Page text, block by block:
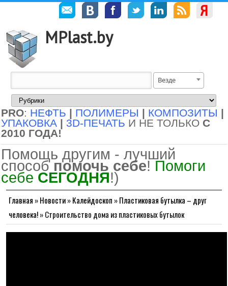
MPlast.by
Везде
PRO: НЕФТЬ | ПОЛИМЕРЫ | КОМПОЗИТЫ |
УПАКОВКА | 3D-ПЕЧАТЬ И НЕ ТОЛЬКО С
2010 ГОДА!
Помощь другим - лучший
способ помочь себе! Помоги
себе СЕГОДНЯ!)
Главная »Новости»Калейдоскоп »Пластиковая бутылка – друг
человека!»Строительство дома из пластиковых бутылок